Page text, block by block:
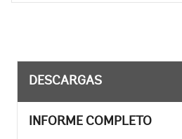
DESCARGAS
INFORME COMPLETO